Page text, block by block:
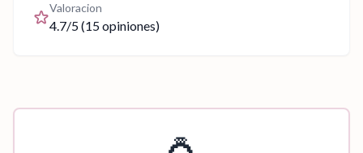
Valoracion
4.7/5 (15opiniones)